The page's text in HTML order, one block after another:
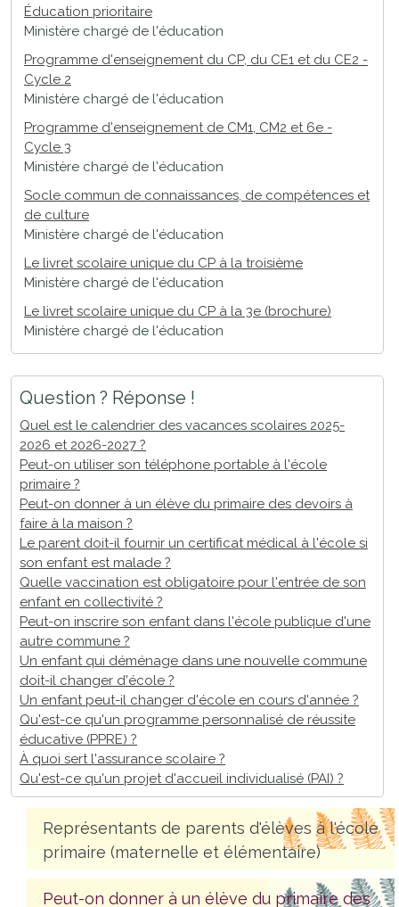
Éducation prioritaire
Ministère chargé de l'éducation
Programme d'enseignement du CP, du CE1 et du CE2 -
Cycle 2
Ministère chargé de l'éducation
Programme d'enseignement de CM1, CM2 et 6e -
Cycle 3
Ministère chargé de l'éducation
Socle commun de connaissances, de compétences et
de culture
Ministère chargé de l'éducation
Le livret scolaire unique du CP à la troisième
Ministère chargé de l'éducation
Le livret scolaire unique du CP à la 3e (brochure)
Ministère chargé de l'éducation
Question ? Réponse !
Quel est le calendrier des vacances scolaires 2025-
2026 et 2026-2027 ?
Peut-on utiliser son téléphone portable à l'école
primaire ?
Peut-on donner à un élève du primaire des devoirs à
faire à la maison ?
Le parent doit-il fournir un certificat médical à l'école si
son enfant est malade ?
Quelle vaccination est obligatoire pour l'entrée de son
enfant en collectivité ?
Peut-on inscrire son enfant dans l'école publique d'une
autre commune ?
Un enfant qui déménage dans une nouvelle commune
doit-il changer d'école ?
Un enfant peut-il changer d'école en cours d'année ?
Qu'est-ce qu'un programme personnalisé de réussite
éducative (PPRE) ?
À quoi sert l'assurance scolaire ?
Qu'est-ce qu'un projet d'accueil individualisé (PAI) ?
Représentants de parents d'élèves à l'école
primaire (maternelle et élémentaire)
Peut-on donner à un élève du primaire des